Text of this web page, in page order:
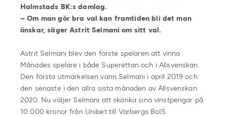
Halmstads BK:s damlag.
– Om man gör bra val kan framtiden bli det man
önskar, säger Astrit Selmani om sitt val.
Astrit Selmani blev den förste spelaren att vinna
Månades spelare i både Superettan och i Allsvenskan.
Den första utmärkelsen vann Selmani i april 2019 och
den senaste i den allra sista månaden av Allsvenskan
2020. Nu väljer Selmani att skänka sina vinstpengar på
10 000 kronor från Unibet till Varbergs BoIS